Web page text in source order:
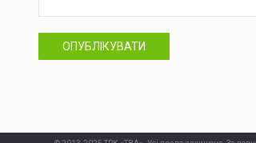
ОПУБЛІКУВАТИ